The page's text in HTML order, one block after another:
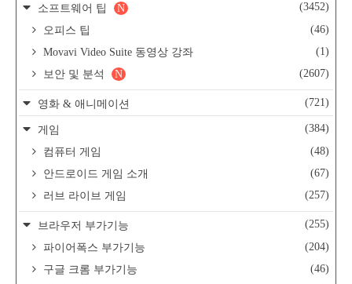
소프트웨어 팁 (3452)
N
오피스 팁
(46)
Movavi Video Suite 동영상 강좌
(1)
보안 및 분석
(2607)
N
영화 & 애니메이션 (721)
게임
(384)
컴퓨터 게임
(48)
안드로이드 게임 소개
(67)
러브 라이브 게임
(257)
브라우저 부가기능
(255)
파이어폭스 부가기능
(204)
구글 크롬 부가기능
(46)